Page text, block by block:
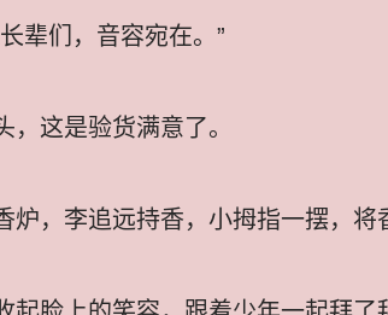
辈们，音容宛在。”
，这是验货满意了。
炉，李追远持香，小拇指一摆，